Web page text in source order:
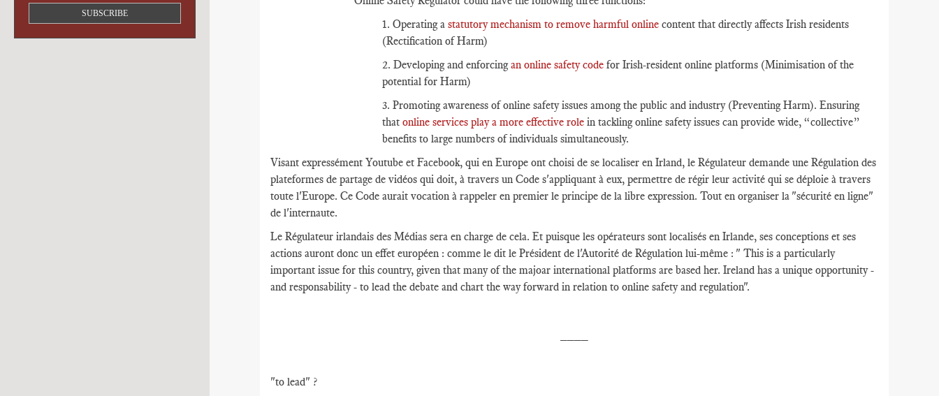
SUBSCRIBE
1. Operating a statutory mechanism to remove harmful online content that directly affects Irish residents
(Rectification of Harm)
2. Developing and enforcingan online safety code for Irish-resident online platforms (Minimisation of the
potential for Harm)
3. Promoting awareness of online safety issues among the public and industry (Preventing Harm). Ensuring
that online services play a more effective role in tackling online safety issues can provide wide, “collective”
benefits to large numbers of individuals simultaneously.
Visant expressément Youtube et Facebook, qui en Europe ont choisi de se localiser en Irland, le Régulateur demande une Régulation des
plateformes de partage de vidéos qui doit, à travers un Code s'appliquant à eux, permettre de régir leur activité qui se déploie à travers
toute l'Europe. Ce Code aurait vocation à rappeler en premier le principe de la libre expression. Tout en organiser la "sécurité en ligne"
de l'internaute.
Le Régulateur irlandais des Médias sera en charge de cela. Et puisque les opérateurs sont localisés en Irlande, ses conceptions et ses
actions auront donc un effet européen : comme le dit le Président de l'Autorité de Régulation lui-même : " This is a particularly
important issue for this country, given that many of the majoar international platforms are based her. Ireland has a unique opportunity -
and responsability - to lead the debate and chart the way forward in relation to online safety and regulation".
"to lead" ?